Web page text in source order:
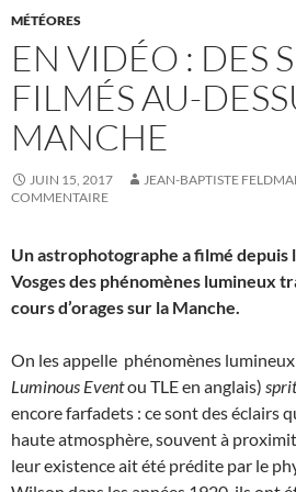
MÉTÉORES
EN VIDÉO : DES
FILMÉS AU-
MANCHE
JUIN 15, 2017 JEAN-BAPTISTE
COMMENTAIRE
Un astrophotographe a filmé depuis
Vosges des phénomènes lumineux
cours d’orages sur la Manche.
On les appelle phénomènes
Luminous Eventou TLE en anglais)
encore farfadets : ce sont des éclairs
haute atmosphère, souvent à
leur existence ait été prédite par le